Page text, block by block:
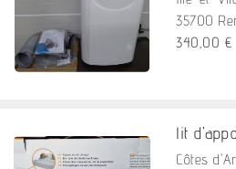
35700
340,00 €
lit
Côtes